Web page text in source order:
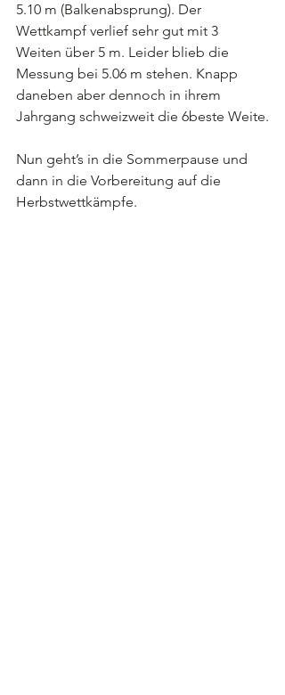
5.10 m (Balkenabsprung). Der
Wettkampf verlief sehr gut mit 3
Weiten über 5 m. Leider blieb die
Messung bei 5.06 m stehen. Knapp
daneben aber dennoch in ihrem
Jahrgang schweizweit die 6beste Weite.
Nun geht’s in die Sommerpause und
dann in die Vorbereitung auf die
Herbstwettkämpfe.